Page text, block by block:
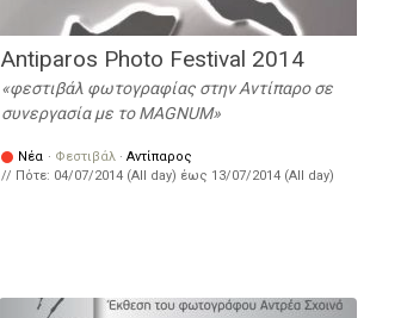
Antiparos Photo Festival 2014
φεστιβάλ φωτογραφίας στην Αντίπαρο σε
συνεργασία με τo MAGNUM
Νέα · Φεστιβάλ · Αντίπαρος
// Πότε: 04/07/2014 (All day) έως 13/07/2014 (All day)